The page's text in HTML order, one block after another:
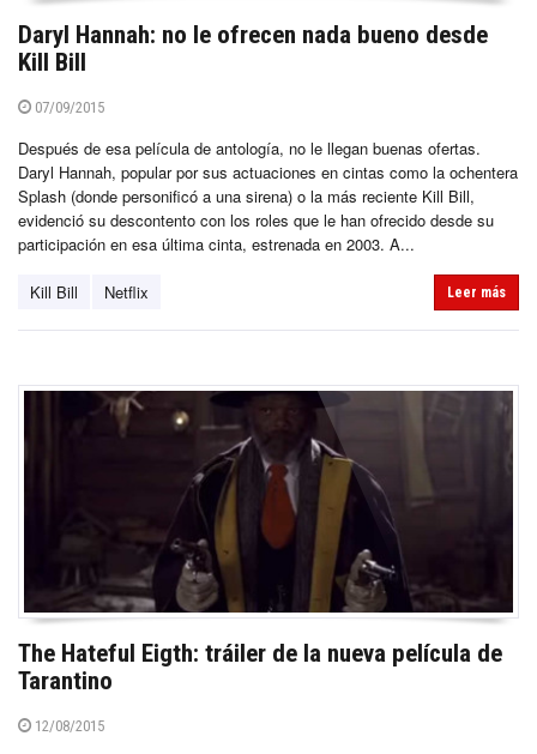
Daryl Hannah: no le ofrecen nada bueno desde
Kill Bill
07/09/2015
Después de esa película de antología, no le llegan buenas ofertas.
Daryl Hannah, popular por sus actuaciones en cintas como la ochentera
Splash (donde personificó a una sirena) o la más reciente Kill Bill,
evidenció su descontento con los roles que le han ofrecido desde su
participación en esa última cinta, estrenada en 2003. A...
Kill Bill Netflix Leer más
The Hateful Eigth: tráiler de la nueva película de
Tarantino
12/08/2015